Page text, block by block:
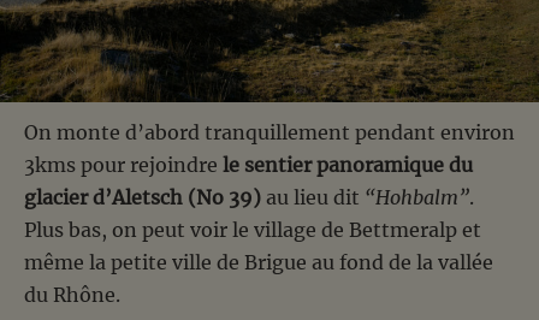
On monte d’abord tranquillement pendant environ
3kms pour rejoindre le sentier panoramique du
glacier d’Aletsch (No 39) au lieu dit “Hohbalm”.
Plus bas, on peut voir le village de Bettmeralp et
même la petite ville de Brigue au fond de la vallée
du Rhône.